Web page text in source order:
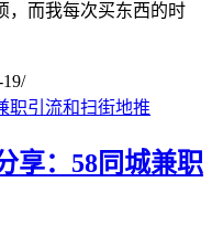
，而我每次买东西的时
19/
享：58同城兼职